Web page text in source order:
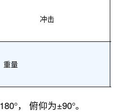
冲击
重量
180°， 俯仰为±90°。